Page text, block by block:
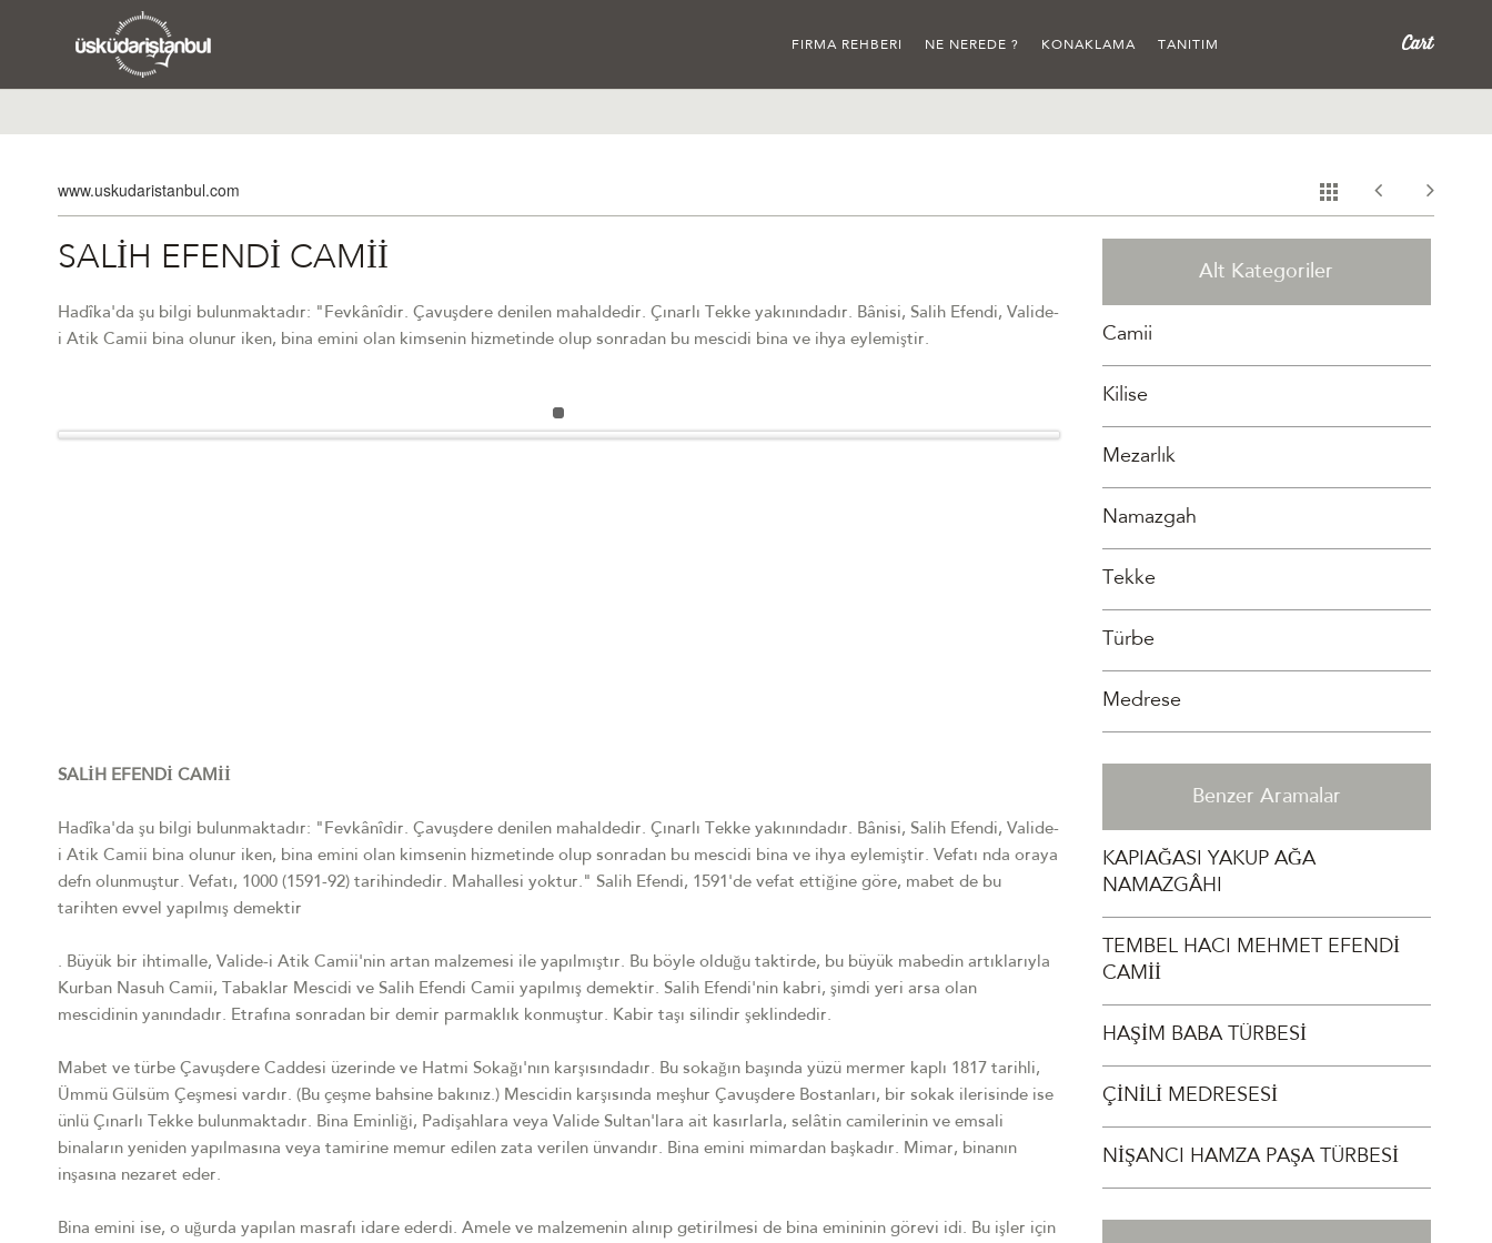
FIRMA REHBERI NE NEREDE ? KONAKLAMA TANITIM
www.uskudaristanbul.com
SALİH EFENDİ CAMİİ
Hadîka'da şu bilgi bulunmaktadır: "Fevkânîdir. Çavuşdere denilen mahaldedir. Çınarlı Tekke yakınındadır. Bânisi, Salih Efendi, Valide-
i Atik Camii bina olunur iken, bina emini olan kimsenin hizmetinde olup sonradan bu mescidi bina ve ihya eylemiştir.
SALİH EFENDİ CAMİİ
Hadîka'da şu bilgi bulunmaktadır: "Fevkânîdir. Çavuşdere denilen mahaldedir. Çınarlı Tekke yakınındadır. Bânisi, Salih Efendi, Valide-
i Atik Camii bina olunur iken, bina emini olan kimsenin hizmetinde olup sonradan bu mescidi bina ve ihya eylemiştir. Vefatı nda oraya
defn olunmuştur. Vefatı, 1000 (1591-92) tarihindedir. Mahallesi yoktur." Salih Efendi, 1591'de vefat ettiğine göre, mabet de bu
tarihten evvel yapılmış demektir
. Büyük bir ihtimalle, Valide-i Atik Camii'nin artan malzemesi ile yapılmıştır. Bu böyle olduğu taktirde, bu büyük mabedin artıklarıyla
Kurban Nasuh Camii, Tabaklar Mescidi ve Salih Efendi Camii yapılmış demektir. Salih Efendi'nin kabri, şimdi yeri arsa olan
mescidinin yanındadır. Etrafına sonradan bir demir parmaklık konmuştur. Kabir taşı silindir şeklindedir.
Mabet ve türbe Çavuşdere Caddesi üzerinde ve Hatmi Sokağı'nın karşısındadır. Bu sokağın başında yüzü mermer kaplı 1817 tarihli,
Ümmü Gülsüm Çeşmesi vardır. (Bu çeşme bahsine bakınız.) Mescidin karşısında meşhur Çavuşdere Bostanları, bir sokak ilerisinde ise
ünlü Çınarlı Tekke bulunmaktadır. Bina Eminliği, Padişahlara veya Valide Sultan'lara ait kasırlarla, selâtin camilerinin ve emsali
binaların yeniden yapılmasına veya tamirine memur edilen zata verilen ünvandır. Bina emini mimardan başkadır. Mimar, binanın
inşasına nezaret eder.
Bina emini ise, o uğurda yapılan masrafı idare ederdi. Amele ve malzemenin alınıp getirilmesi de bina emininin görevi idi. Bu işler için
Alt Kategoriler
Camii
Kilise
Mezarlık
Namazgah
Tekke
Türbe
Medrese
Benzer Aramalar
KAPIAĞASI YAKUP AĞA
NAMAZGÂHI
TEMBEL HACI MEHMET EFENDİ
CAMİİ
HAŞİM BABA TÜRBESİ
ÇİNİLİ MEDRESESİ
NİŞANCI HAMZA PAŞA TÜRBESİ